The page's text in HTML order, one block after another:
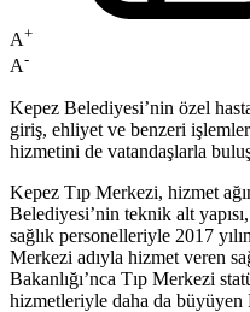
A+
A-
Kepez Belediyesi’nin özel
giriş, ehliyet ve benzeri
hizmetini de vatandaşlarla
Kepez Tıp Merkezi, hizmet
Belediyesi’nin teknik alt
sağlık personelleriyle 2017
Merkezi adıyla hizmet veren
Bakanlığı’nca Tıp Merkezi
hizmetleriyle daha da